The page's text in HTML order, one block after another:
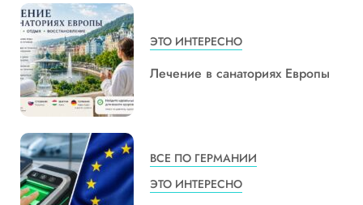
ЭТО ИНТЕРЕСНО
Лечение в санаториях Европы
ВСЕ ПО ГЕРМАНИИ
ЭТО ИНТЕРЕСНО